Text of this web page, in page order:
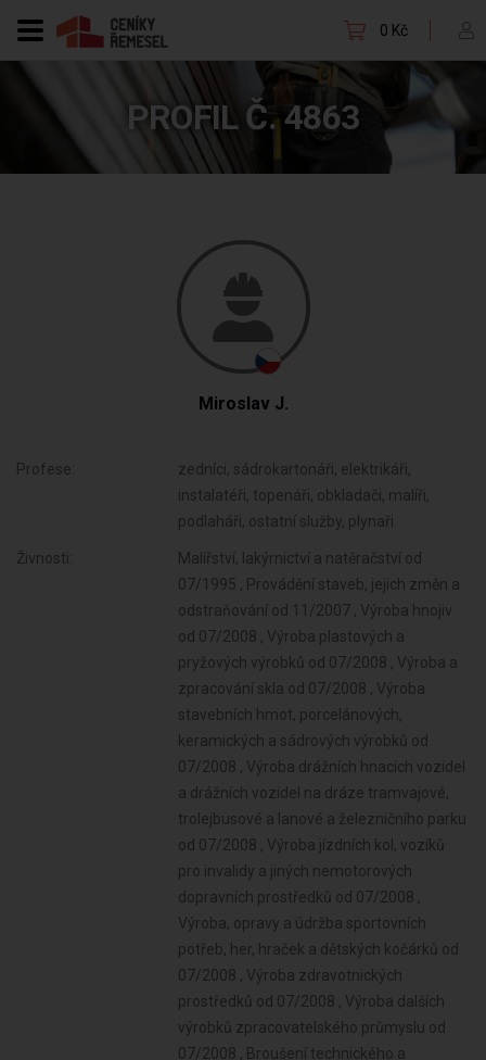
0 Kč
PROFIL Č. 4863
Miroslav J.
Profese:
zedníci, sádrokartonáři, elektrikáři,
instalatéři, topenáři, obkladači, malíři,
podlaháři, ostatní služby, plynaři
Živnosti: Malířství, lakýrnictví a natěračství od 07/1995 , Provádění staveb, jejich změn a odstraňování od 11/2007 , Výroba hnojiv od 07/2008 , Výroba plastových a pryžových výrobků od 07/2008 , Výroba a zpracování skla od 07/2008 , Výroba stavebních hmot, porcelánových, keramických a sádrových výrobků od 07/2008 , Výroba drážních hnacích vozidel a drážních vozidel na dráze tramvajové, trolejbusové a lanové a železničního parku od 07/2008 , Výroba jízdních kol, vozíků pro invalidy a jiných nemotorových dopravních prostředků od 07/2008 , Výroba, opravy a údržba sportovních potřeb, her, hraček a dětských kočárků od 07/2008 , Výroba zdravotnických prostředků od 07/2008 , Výroba dalších výrobků zpracovatelského průmyslu od 07/2008 , Broušení technického a šperkového kamene od 07/2008 , Výroba měřicích, zkušebních, navigačních, optických a fotografických přístrojů a zařízení od 07/2008 , Výroba elektronických součástek, elektrických zařízení a výroba a opravy elektrických strojů, přístrojů a elektronických zařízení pracujících na malém napětí od 07/2008 , Výroba neelektrických zařízení pro domácnost od 07/2008 , Výroba strojů a zařízení od 07/2008 , Výroba motorových a přípojných vozidel a karoserií od 07/2008 , Stavba a výroba plavidel od 07/2008 , Výroba, vývoj, projektování, zkoušky, instalace, údržba, opravy, modifikace a konstrukční změny letadel, motorů letadel, vrtulí, letadlových částí a zařízení a leteckých pozemních zařízení od 07/2008 , Sklenářské práce, rámování a paspartování od 07/2008 , Výroba a hutní zpracování železa, drahých a neželezných kovů a jejich slitin od 07/2008 , Výroba kovových konstrukcí a kovodělných výrobků od 07/2008 , Umělecko-řemeslné zpracování kovů od 07/2008 , Povrchové úpravy a svařování kovů a dalších materiálů od 07/2008 , Výroba školních a kancelářských potřeb, kromě výrobků z papíru, výroba bižuterie, kartáčnického a konfekčního zboží, deštníků, upomínkových předmětů od 07/2008 , Provozování vodovodů a kanalizací a úprava a rozvod vody od 07/2008 , Nakládání s odpady (vyjma nebezpečných) od 07/2008 , Údržba motorových vozidel a jejich příslušenství od 07/2008 , Potrubní a pozemní doprava (vyjma železniční a silniční motorové dopravy) od 07/2008 , Skladování, balení zboží, manipulace s nákladem a technické činnosti v dopravě od 07/2008 , Zasilatelství a zastupování v celním řízení od 07/2008 , Ubytovací služby od 07/2008 , Přípravné a dokončovací stavební práce, specializované stavební činnosti od 07/2008 , Zprostředkování obchodu a služeb od 07/2008 , Velkoobchod a maloobchod od 07/2008 , Zastavárenská činnost a maloobchod s použitým zbožím od 07/2008 , Činnost informačních a zpravodajských kanceláří od 07/2008 , Výzkum a vývoj v oblasti přírodních a technických věd nebo společenských věd od 07/2008 , Poskytování technických služeb od 07/2008 , Reklamní činnost, marketing, mediální zastoupení od 07/2008 , Návrhářská, designérská, aranžérská činnost a modeling od 07/2008 , Výroba, obchod a služby jinde nezařazené od 07/2008 , Pronájem a půjčování věcí movitých od 07/2008 , Poradenská a konzultační činnost, zpracování odborných studií a posudků od 07/2008 , Projektování pozemkových úprav od 07/2008 , Příprava a vypracování technických návrhů, grafické a kresličské práce od 07/2008 , Opravy a údržba potřeb pro domácnost, předmětů kulturní povahy, výrobků jemné mechaniky, optických přístrojů a měřidel od 07/2008 , Poskytování služeb osobního charakteru a pro osobní hygienu od 07/2008 , Poskytování služeb pro rodinu a domácnost od 07/2008 , Služby v oblasti administrativní správy a služby organizačně hospodářské povahy od 07/2008 , Provozování cestovní agentury a průvodcovská činnost v oblasti cestovního ruchu od 07/2008 , Mimoškolní výchova a vzdělávání, pořádání kurzů, školení, včetně lektorské činnosti od 07/2008 , Poskytování služeb pro zemědělství, zahradnictví, rybníkářství,